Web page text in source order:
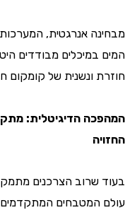
אנרגטית, המערכות
במיכלים מבודדים
ונשנית של קומקום
הצרכנים מתמקדים
המטבחים המתקדמים